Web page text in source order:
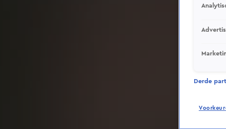
Derde